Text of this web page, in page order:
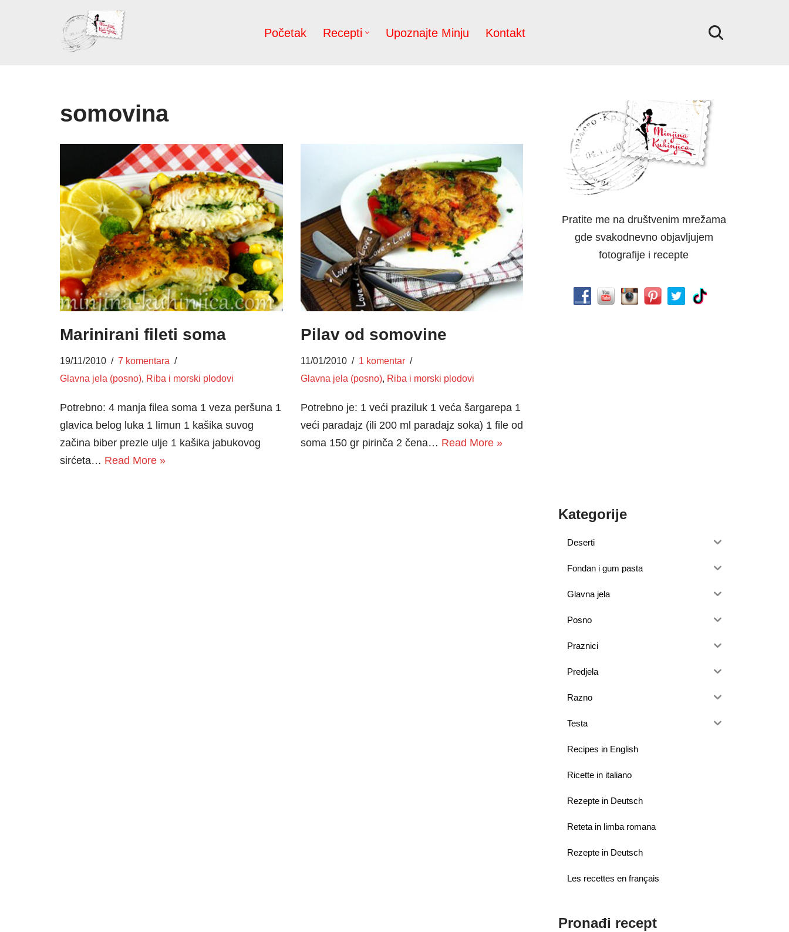
Početak Recepti Upoznajte Minju Kontakt
somovina
Marinirani fileti soma
19/11/2010
7 komentara
Glavna jela (posno), Riba i morski plodovi
Potrebno: 4 manja filea soma 1 veza peršuna 1
glavica belog luka 1 limun 1 kašika suvog
začina biber prezle ulje 1 kašika jabukovog
sirćeta… Read More »
Pilav od somovine
11/01/2010
1 komentar
Glavna jela (posno), Riba i morski plodovi
Potrebno je: 1 veći praziluk 1 veća šargarepa 1
veći paradajz (ili 200 ml paradajz soka) 1 file od
soma 150 gr pirinča 2 čena… Read More »
Pratite me na društvenim mrežama
gde svakodnevno objavljujem
fotografije i recepte
Kategorije
Deserti
Fondan i gum pasta
Glavna jela
Posno
Praznici
Predjela
Razno
Testa
Recipes in English
Ricette in italiano
Rezepte in Deutsch
Reteta in limba romana
Rezepte in Deutsch
Les recettes en français
Pronađi recept